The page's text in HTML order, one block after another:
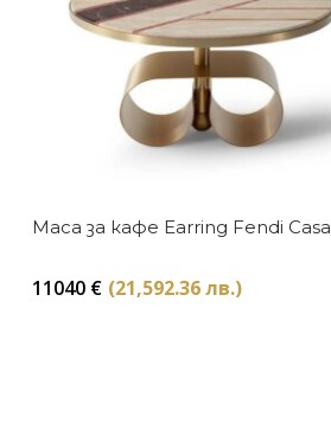
Маса за кафе Earring Fendi Casa
11040 € (21,592.36 лв.)